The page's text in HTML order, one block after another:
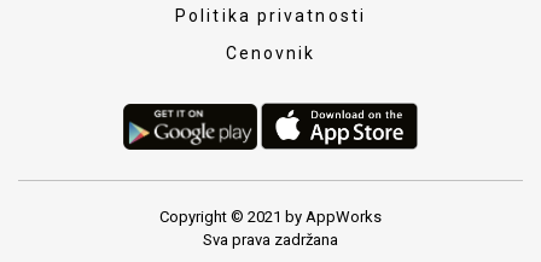
Politika privatnosti
Cenovnik
Copyright © 2021 by AppWorks
Sva prava zadržana